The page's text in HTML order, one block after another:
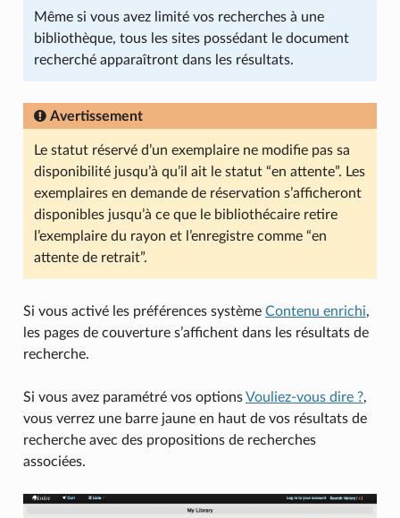
Même si vous avez limité vos recherches à une
bibliothèque, tous les sites possédant le document
recherché apparaîtront dans les résultats.
Avertissement
Le statut réservé d’un exemplaire ne modifie pas sa
disponibilité jusqu’à qu’il ait le statut “en attente”. Les
exemplaires en demande de réservation s’afficheront
disponibles jusqu’à ce que le bibliothécaire retire
l’exemplaire du rayon et l’enregistre comme “en
attente de retrait”.
Si vous activé les préférences système Contenu enrichi,
les pages de couverture s’affichent dans les résultats de
recherche.
Si vous avez paramétré vos optionsVouliez-vous dire ?,
vous verrez une barre jaune en haut de vos résultats de
recherche avec des propositions de recherches
associées.